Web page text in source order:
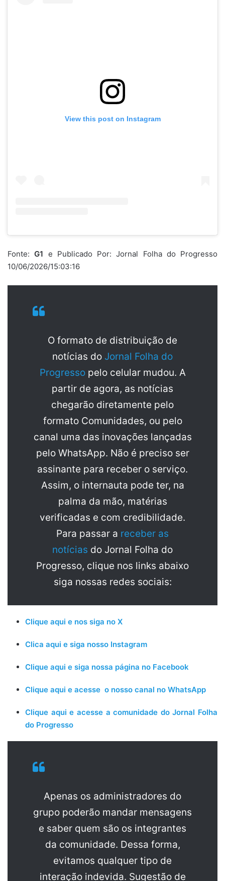
View this post on Instagram
Fonte:G1 e Publicado Por: Jornal Folha do Progresso
10/06/2026/15:03:16
O formato de distribuição de
notícias do Jornal Folha do
Progresso pelo celular mudou. A
partir de agora, as notícias
chegarão diretamente pelo
formato Comunidades, ou pelo
canal uma das inovações lançadas
pelo WhatsApp. Não é preciso ser
assinante para receber o serviço.
Assim, o internauta pode ter, na
palma da mão, matérias
verificadas e com credibilidade.
Para passar a receber as
notícias do Jornal Folha do
Progresso, clique nos links abaixo
siga nossas redes sociais:
Clique aqui e nos siga no X
Clica aqui e siga nosso Instagram
Clique aqui e siga nossa página no Facebook
Clique aqui e acesse o nosso canal no WhatsApp
Clique aqui e acesse a comunidade do Jornal Folha
do Progresso
Apenas os administradores do
grupo poderão mandar mensagens
e saber quem são os integrantes
da comunidade. Dessa forma,
evitamos qualquer tipo de
interação indevida. Sugestão de